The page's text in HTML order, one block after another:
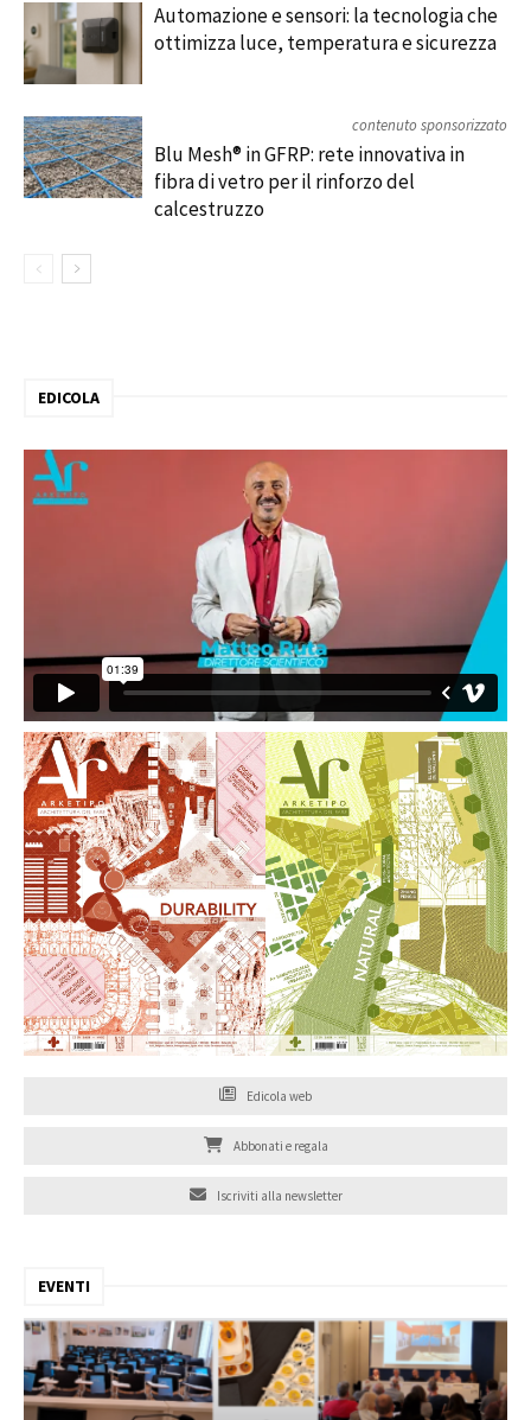
Automazione e sensori: la tecnologia che
ottimizza luce, temperatura e sicurezza
contenuto sponsorizzato
Blu Mesh® in GFRP: rete innovativa in
fibra di vetro per il rinforzo del
calcestruzzo
EDICOLA
Edicola web
Abbonati e regala
Iscriviti alla newsletter
EVENTI